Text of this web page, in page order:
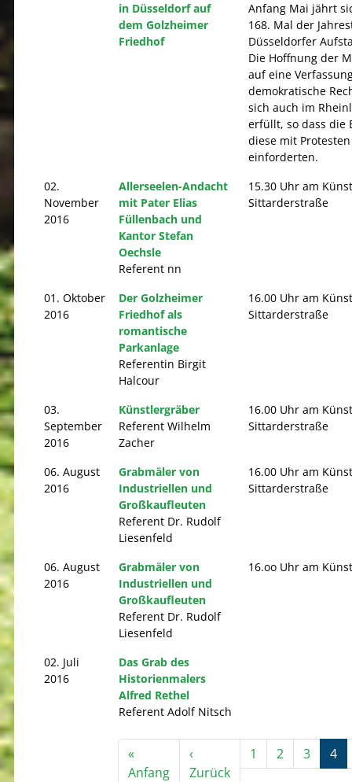
in Düsseldorf auf
dem Golzheimer
Friedhof
Anfang Mai jährt
168. Mal der
Düsseldorfer
Die Hoffnung der
auf eine
demokratische
sich auch im
erfüllt, so dass die
diese mit Protesten
einforderten.
02.
November
2016
Allerseelen-Andacht
mit Pater Elias
Füllenbach und
Kantor Stefan
Oechsle
Referent nn
15.30 Uhr am
Sittarderstraße
01. Oktober
2016
Der Golzheimer
Friedhof als
romantische
Parkanlage
Referentin Birgit
Halcour
16.00 Uhr am
Sittarderstraße
03.
September
2016
Künstlergräber
Referent Wilhelm
Zacher
16.00 Uhr am
Sittarderstraße
06. August
2016
Grabmäler von
Industriellen und
Großkaufleuten
Referent Dr. Rudolf
Liesenfeld
16.00 Uhr am
Sittarderstraße
06. August
2016
Grabmäler von
Industriellen und
Großkaufleuten
Referent Dr. Rudolf
Liesenfeld
16.oo Uhr am
02. Juli
2016
Das Grab des
Historienmalers
Alfred Rethel
Referent Adolf Nitsch
Seitennummerierung
«
AnfangErste Seite
‹
ZurückVorherige Seite
1 2 3 4